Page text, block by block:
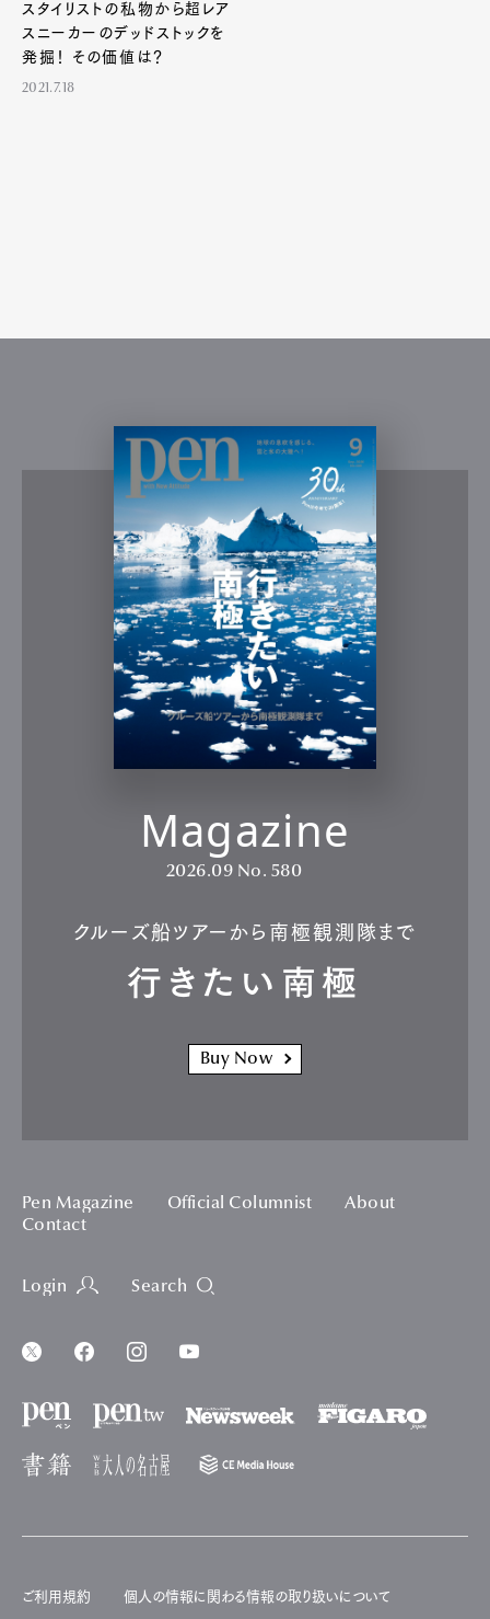
スタイリストの私物から超レア
スニーカーのデッドストックを
発掘！ その価値は？
2021.7.18
Magazine
2026.09 No. 580
クルーズ船ツアーから南極観測隊まで
行きたい南極
Buy Now
Pen Magazine Official Columnist
About
Contact
Login Search
ご利用規約 個人の情報に関わる情報の取り扱いについて